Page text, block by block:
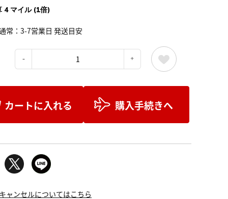
4 マイル (1倍)
常：3-7営業日 発送目安
カートに入れる 購入手続きへ
ャンセルについてはこちら